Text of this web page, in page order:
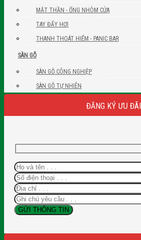
MẮT THẦN - ỐNG NHÒM CỬA
TAY ĐẨY HƠI
THANH THOÁT HIỂM - PANIC BAR
SÀN GỖ
SÀN GỖ CÔNG NGHIỆP
SÀN GỖ TỰ NHIÊN
ĐĂNG KÝ ƯU ĐÃI